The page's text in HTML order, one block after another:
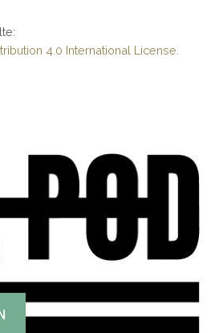
4.0 International License.